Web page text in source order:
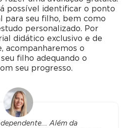
possível identificar o ponto
para seu filho, bem como
personalizado. Por
didático exclusivo e de
acompanharemos o
filho adequando o
seu progresso.
Além da